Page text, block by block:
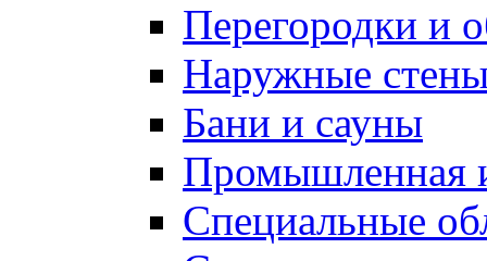
Перегородки и
Наружные
Бани и сауны
Промышленная
Специальные